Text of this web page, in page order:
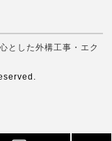
とした外構工事・エク